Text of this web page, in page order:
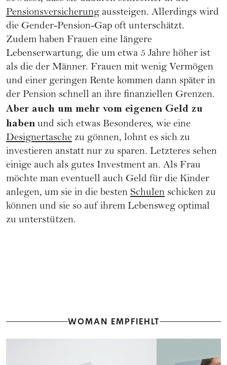
Pensionsversicherung aussteigen. Allerdings wird
die Gender-Pension-Gap oft unterschätzt.
Zudem haben Frauen eine längere
Lebenserwartung, die um etwa 5 Jahre höher ist
als die der Männer. Frauen mit wenig Vermögen
und einer geringen Rente kommen dann später in
der Pension schnell an ihre finanziellen Grenzen.
Aber auch um mehr vom eigenen Geld zu
haben und sich etwas Besonderes, wie eine
Designertasche zu gönnen, lohnt es sich zu
investieren anstatt nur zu sparen. Letzteres sehen
einige auch als gutes Investment an. Als Frau
möchte man eventuell auch Geld für die Kinder
anlegen, um sie in die besten Schulen schicken zu
können und sie so auf ihrem Lebensweg optimal
zu unterstützen.
WOMAN EMPFIEHLT